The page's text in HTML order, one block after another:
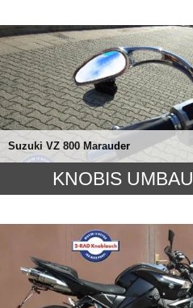
Suzuki VZ 800 Marauder
KNOBIS UMBAU